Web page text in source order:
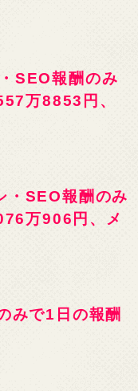
SEO報酬のみ
万8853円、
・SEO報酬のみ
万906円、メ
みで1日の報酬